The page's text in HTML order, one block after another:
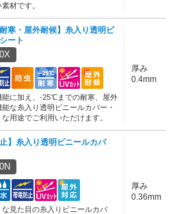
材です。
寒・屋外耐候】糸入り透明ビ
ート
能に加え、-25℃までの耐寒、屋外
な糸入り透明ビニールカバー・
用途でご利用いただけます。
厚み
0.4mm
】糸入り透明ビニールカバ
見た目の糸入りビニールカバ
厚み
0.36mm